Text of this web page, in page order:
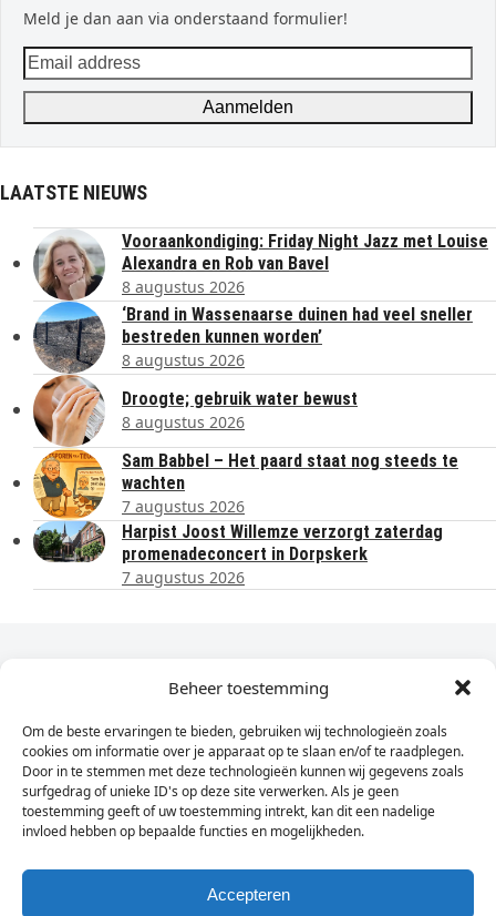
Beheer toestemming
Om de beste ervaringen te bieden, gebruiken wij technologieën zoals
cookies om informatie over je apparaat op te slaan en/of te raadplegen.
Door in te stemmen met deze technologieën kunnen wij gegevens zoals
surfgedrag of unieke ID's op deze site verwerken. Als je geen
toestemming geeft of uw toestemming intrekt, kan dit een nadelige
invloed hebben op bepaalde functies en mogelijkheden.
Accepteren
Meld je dan aan via onderstaand formulier!
Email
address
Aanmelden
LAATSTE NIEUWS
Vooraankondiging: Friday Night Jazz met Louise
Alexandra en Rob van Bavel
8 augustus 2026
‘Brand in Wassenaarse duinen had veel sneller
bestreden kunnen worden’
8 augustus 2026
Droogte; gebruik water bewust
8 augustus 2026
Sam Babbel – Het paard staat nog steeds te
wachten
7 augustus 2026
Harpist Joost Willemze verzorgt zaterdag
promenadeconcert in Dorpskerk
7 augustus 2026
Dagelijks het laatste nieuws in je e-mail?
Vul
hier
je
e-
mailadres
in
Sign Up